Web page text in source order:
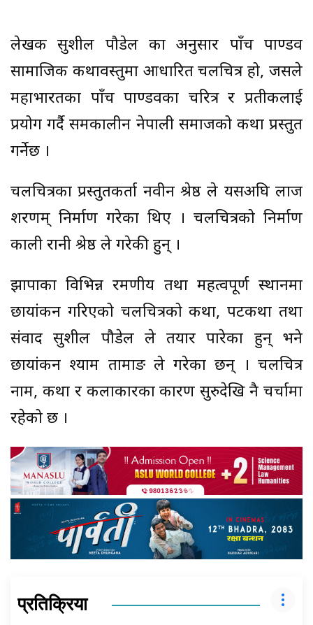
लेखक सुशील पौडेल का अनुसार पाँच पाण्डव
सामाजिक कथावस्तुमा आधारित चलचित्र हो, जसले
महाभारतका पाँच पाण्डवका चरित्र र प्रतीकलाई
प्रयोग गर्दै समकालीन नेपाली समाजको कथा प्रस्तुत
गर्नेछ ।
चलचित्रका प्रस्तुतकर्ता नवीन श्रेष्ठ ले यसअघि लाज
शरणम् निर्माण गरेका थिए । चलचित्रको निर्माण
काली रानी श्रेष्ठ ले गरेकी हुन् ।
झापाका विभिन्न रमणीय तथा महत्वपूर्ण स्थानमा
छायांकन गरिएको चलचित्रको कथा, पटकथा तथा
संवाद सुशील पौडेल ले तयार पारेका हुन् भने
छायांकन श्याम तामाङ ले गरेका छन् । चलचित्र
नाम, कथा र कलाकारका कारण सुरुदेखि नै चर्चामा
रहेको छ ।
प्रतिक्रिया